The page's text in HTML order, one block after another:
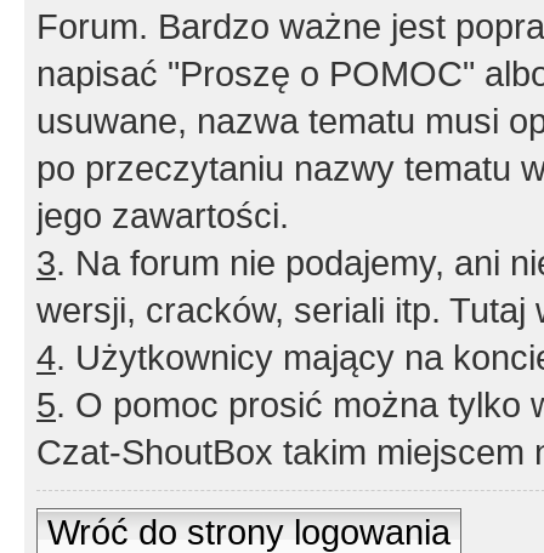
Forum. Bardzo ważne jest
napisać "Proszę o POMOC"
usuwane, nazwa tematu musi
po przeczytaniu nazwy tematu
jego zawartości.
3. Na forum nie podajemy, ani
wersji, cracków, seriali itp. Tutaj
4. Użytkownicy mający na
5. O pomoc prosić można tylko
Czat-ShoutBox takim miejscem
Wróć do strony logowania